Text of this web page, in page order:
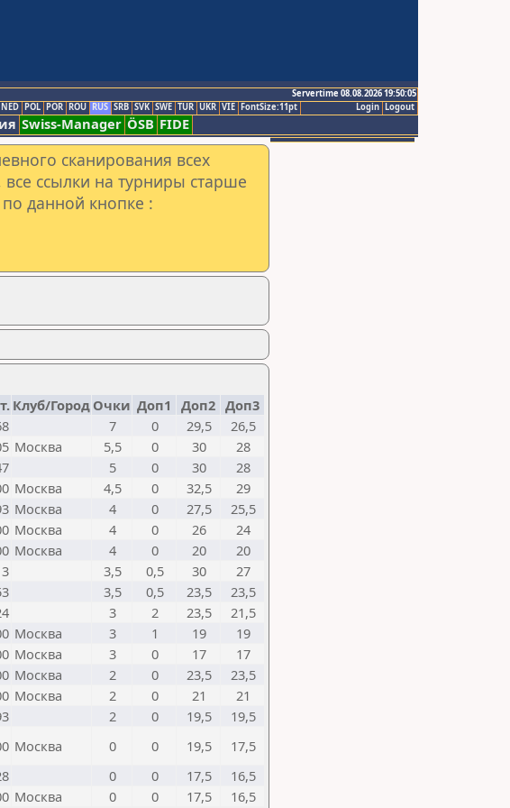
Servertime 08.08.2026 19:50:05
Logout
Login
NED POL POR ROU RUS SRB SVK SWE TUR UKR VIE FontSize:11pt
Swiss-Manager ÖSB FIDE
сканирования всех
ссылки на турниры старше
данной кнопке :
Клуб/Город Очки Доп1 Доп2 Доп3
7 0 29,5
26,5
Москва 5,5 0 30
28
5 0 30
28
Москва 4,5 0 32,5
29
Москва 4 0 27,5
25,5
Москва 4 0 26
24
Москва 4 0 20
20
3,5 0,5 30
27
3,5 0,5 23,5
23,5
3 2 23,5
21,5
Москва 3 1 19
19
Москва 3 0 17
17
Москва 2 0 23,5
23,5
Москва 2 0 21
21
2 0 19,5
19,5
Москва 0 0 19,5
17,5
0 0 17,5
16,5
Москва 0 0 17,5 16,5